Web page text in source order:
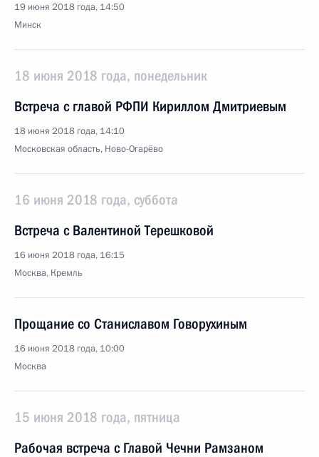
19 июня 2018 года, 14:50
Минск
18 июня 2018 года, понедельник
Встреча с главой РФПИ Кириллом Дмитриевым
18 июня 2018 года, 14:10
Московская область, Ново-Огарёво
16 июня 2018 года, суббота
Встреча с Валентиной Терешковой
16 июня 2018 года, 16:15
Москва, Кремль
Прощание со Станиславом Говорухиным
16 июня 2018 года, 10:00
Москва
15 июня 2018 года, пятница
Рабочая встреча с Главой Чечни Рамзаном